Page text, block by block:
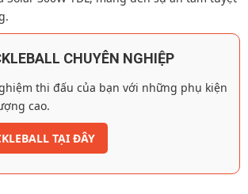
CHUYÊN NGHIỆP
thi đấu của bạn với những phụ kiện
cao.
TẠI ĐÂY